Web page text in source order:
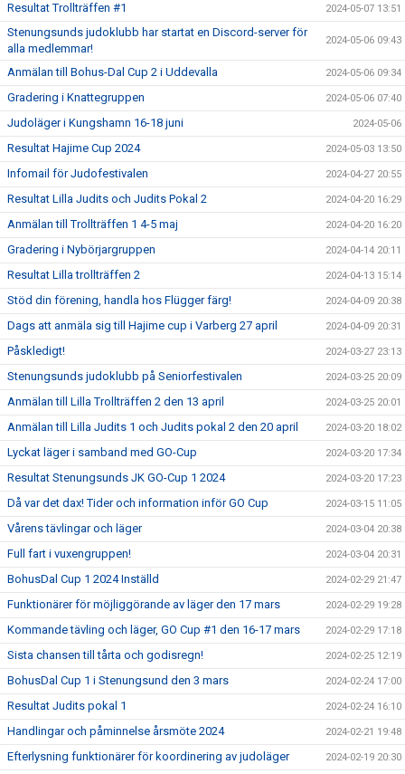
Resultat Trollträffen #1 2024-05-07 13:51
Stenungsunds judoklubb har startat en Discord-server för
alla medlemmar!
2024-05-06 09:43
Anmälan till Bohus-Dal Cup 2 i Uddevalla 2024-05-06 09:34
Gradering i Knattegruppen 2024-05-06 07:40
Judoläger i Kungshamn 16-18 juni 2024-05-06
Resultat Hajime Cup 2024 2024-05-03 13:50
Infomail för Judofestivalen 2024-04-27 20:55
Resultat Lilla Judits och Judits Pokal 2 2024-04-20 16:29
Anmälan till Trollträffen 1 4-5 maj 2024-04-20 16:20
Gradering i Nybörjargruppen 2024-04-14 20:11
Resultat Lilla trollträffen 2 2024-04-13 15:14
Stöd din förening, handla hos Flügger färg! 2024-04-09 20:38
Dags att anmäla sig till Hajime cup i Varberg 27 april 2024-04-09 20:31
Påskledigt! 2024-03-27 23:13
Stenungsunds judoklubb på Seniorfestivalen 2024-03-25 20:09
Anmälan till Lilla Trollträffen 2 den 13 april 2024-03-25 20:01
Anmälan till Lilla Judits 1 och Judits pokal 2 den 20 april 2024-03-20 18:02
Lyckat läger i samband med GO-Cup 2024-03-20 17:34
Resultat Stenungsunds JK GO-Cup 1 2024 2024-03-20 17:23
Då var det dax! Tider och information inför GO Cup 2024-03-15 11:05
Vårens tävlingar och läger 2024-03-04 20:38
Full fart i vuxengruppen! 2024-03-04 20:31
BohusDal Cup 1 2024 Inställd 2024-02-29 21:47
Funktionärer för möjliggörande av läger den 17 mars 2024-02-29 19:28
Kommande tävling och läger, GO Cup #1 den 16-17 mars 2024-02-29 17:18
Sista chansen till tårta och godisregn! 2024-02-25 12:19
BohusDal Cup 1 i Stenungsund den 3 mars 2024-02-24 17:00
Resultat Judits pokal 1 2024-02-24 16:10
Handlingar och påminnelse årsmöte 2024 2024-02-21 19:48
Efterlysning funktionärer för koordinering av judoläger 2024-02-19 20:30